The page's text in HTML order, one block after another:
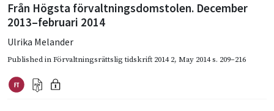
Från Högsta förvaltningsdomstolen. December
2013–februari 2014
Ulrika Melander
Published inFörvaltningsrättslig tidskrift 2014 2, May 2014s. 209–216